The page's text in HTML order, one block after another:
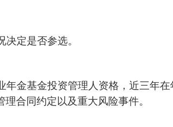
定是否参选。
金基金投资管理人资格，近三年在
合同约定以及重大风险事件。